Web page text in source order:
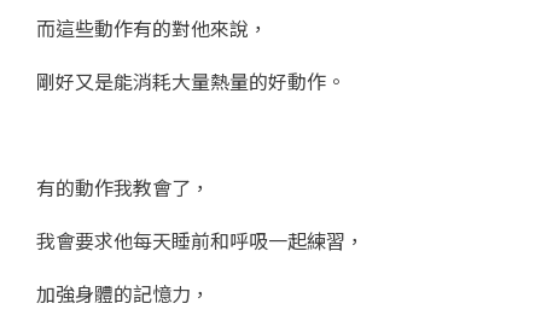
而這些動作有的對他來說，
剛好又是能消耗大量熱量的好動作。
有的動作我教會了，
我會要求他每天睡前和呼吸一起練習，
加強身體的記憶力，